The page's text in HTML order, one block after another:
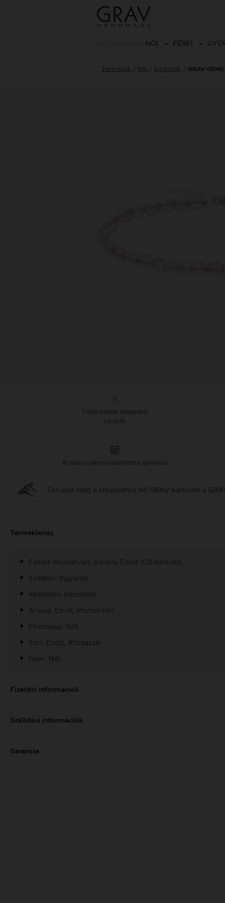
NŐI FÉRFI
Termékek Női Karkötők GRAV
Több tízezer elégedett
vásárló
16 napos pénzvisszafizetési garancia
Tervezd meg a stílusodhoz illő GRAV karkötőt a
Termékleírás
Fazon: Rózsakvarc Ásvány Ezüst 925 Karkötő
Szállítás: Ingyenes
Készleten: Készleten
Anyag: Ezüst, Rózsakvarc
Finomság: 925
Szín: Ezüst, Rózsaszín
Nem: Női
Fizetési információk
Szállítási információk
Garancia